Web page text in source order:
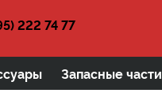
222 74 77
Запасные части